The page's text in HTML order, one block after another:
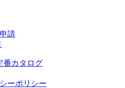
請
番カタログ
ーポリシー